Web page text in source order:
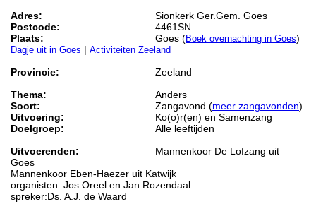
Adres:
Sionkerk Ger.Gem. Goes
Postcode:
4461SN
Plaats:
Goes (Boek overnachting in Goes)
Dagje uit in Goes | Activiteiten Zeeland
Provincie:
Zeeland
Thema:
Anders
Soort:
Zangavond (meer zangavonden)
Uitvoering:
Ko(o)r(en) en Samenzang
Doelgroep:
Alle leeftijden
Uitvoerenden:
Mannenkoor De Lofzang uit
Goes
Mannenkoor Eben-Haezer uit Katwijk
organisten: Jos Oreel en Jan Rozendaal
spreker:Ds. A.J. de Waard